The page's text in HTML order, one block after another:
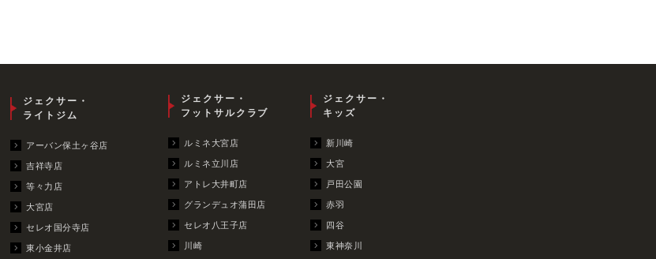
ジェクサー・
ライトジム
アーバン保土ヶ谷店
吉祥寺店
等々力店
大宮店
セレオ国分寺店
東小金井店
ジェクサー・
フットサルクラブ
ルミネ大宮店
ルミネ立川店
アトレ大井町店
グランデュオ蒲田店
セレオ八王子店
川崎
ジェクサー・
キッズ
新川崎
大宮
戸田公園
赤羽
四谷
東神奈川